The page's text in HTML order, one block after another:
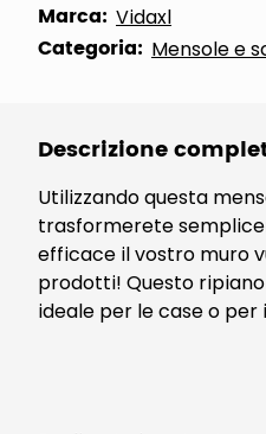
Marca: Vidaxl
Categoria: Mensole e
Descrizione
Utilizzando questa
trasformerete
efficace il vostro muro
prodotti! Questo
ideale per le case o per